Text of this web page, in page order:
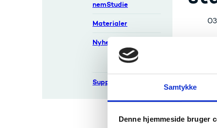
Samtykke
Denne hjemmeside bruger
nemStudie
Materialer
Nyheder
esas info
Support
NC
GUEr.